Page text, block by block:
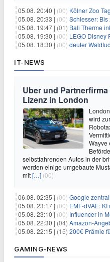
05.08. 20:40 | (00) Kölner Zoo Tageskarte
05.08. 20:33 | (00) Schiesser: Bis zu
05.08. 19:47 | (01) Bali Therme inkl.
05.08. 19:30 | (00) LEGO Disney
05.08. 18:30 | (00) deuter Waldfuchs
IT-NEWS
Uber und
Lizenz in London
wird
Wayve
selbstfahrenden Autos in der
werden einige umgebaute
mit[…] (00)
06.08. 02:35 | (00) Google zentralisiert KI-
05.08. 23:17 | (00) EMF-dVAE: KI reduziert
05.08. 23:10 | (00) Influencer in
05.08. 22:30 | (04) Amazon-Angebote
05.08. 22:15 | (15) 200€ Prämie für das
GAMING-NEWS